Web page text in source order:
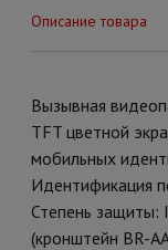
Описание товара
Вызывная
TFT цветной
мобильных
Идентификация
Степень защиты:
(кронштейн BR-